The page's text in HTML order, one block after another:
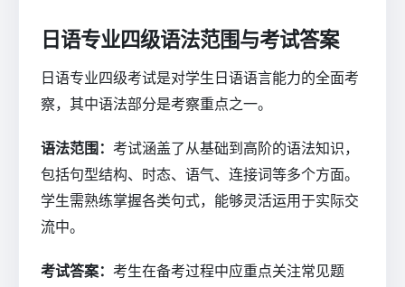
日语专业四级语法范围与考试答案
日语专业四级考试是对学生日语语言能力的全面考
察，其中语法部分是考察重点之一。
语法范围： 考试涵盖了从基础到高阶的语法知识，
包括句型结构、时态、语气、连接词等多个方面。
学生需熟练掌握各类句式，能够灵活运用于实际交
流中。
考试答案： 考生在备考过程中应重点关注常见题